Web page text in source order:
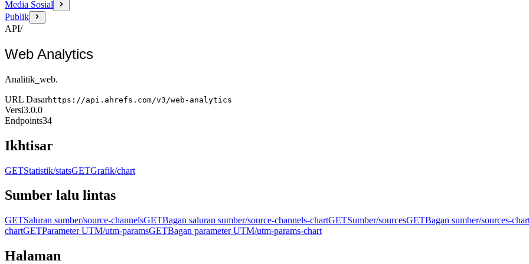
Media Sosial
Publik
API/
Web Analytics
Analitik_web.
URL Dasarhttps://api.ahrefs.com/v3/web-analytics
Versi3.0.0
Endpoints34
Ikhtisar
GETStatistik/statsGETGrafik/chart
Sumber lalu lintas
GETSaluran sumber/source-channelsGETBagan saluran sumber/source-channels-chartGETSumber/sourcesGETBagan sumber/sources-
chartGETParameter UTM/utm-paramsGETBagan parameter UTM/utm-params-chart
Halaman